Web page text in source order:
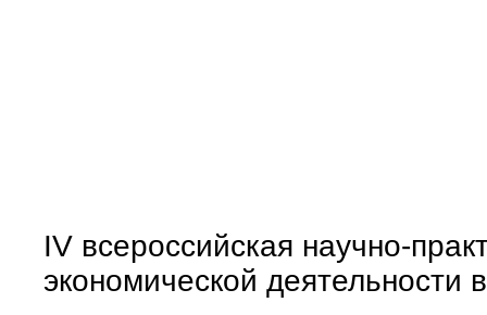
IV всероссийская научно-
экономической деятельности